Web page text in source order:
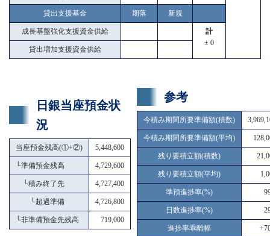
貸出支援基金 期落 新規
成長基盤強化支援資金供給
計
± 0
貸出増加支援資金供給
日銀当座預金状
況
当座預金残高(①+②) 5,448,600
└準備預金残高 4,729,600
└積み終了先 4,727,400
└超過準備 4,726,800
└非準備預金先残高 719,000
参考
今積み期間所要準備額(積数)
今積み期間所要準備額(平均)
残り要積立額(積数)
残り要積立額(平均)
準預進捗率(%)
日数進捗率(%)
進捗率乖離幅